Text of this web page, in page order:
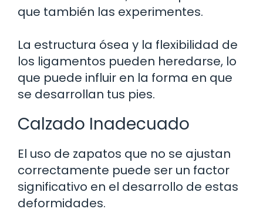
que también las experimentes.
La estructura ósea y la flexibilidad de
los ligamentos pueden heredarse, lo
que puede influir en la forma en que
se desarrollan tus pies.
Calzado Inadecuado
El uso de zapatos que no se ajustan
correctamente puede ser un factor
significativo en el desarrollo de estas
deformidades.